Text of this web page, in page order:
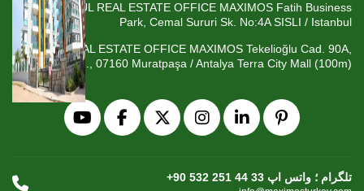
ISTANBUL REAL ESTATE OFFICE MAXIMOS Fatih Business
Park, Cemal Sururi Sk. No:4A SISLI / Istanbul
ANTALYA REAL ESTATE OFFICE MAXIMOS Tekelioğlu Cad. 90A,
Fener Mah., 07160 Muratpaşa / Antalya Terra City Mall (100m)
+90 532 251 44 33 تلگرام ؛ واتس اپ